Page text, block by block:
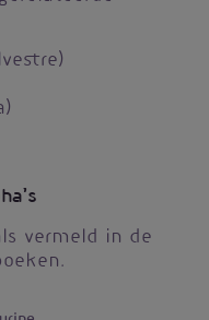
vermeld in de